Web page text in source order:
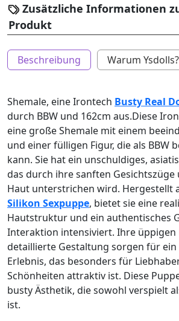
Zusätzliche Informationen
Produkt
Beschreibung Warum Ysdolls?
Shemale, eine Irontech Busty Real
durch BBW und 162cm aus.Diese
eine große Shemale mit einem
und einer fülligen Figur, die als BBW
kann. Sie hat ein unschuldiges,
das durch ihre sanften
Haut unterstrichen wird. Hergestellt
Silikon Sexpuppe, bietet sie eine
Hautstruktur und ein authentisches
Interaktion intensiviert. Ihre üppigen
detaillierte Gestaltung sorgen für
Erlebnis, das besonders für
Schönheiten attraktiv ist. Diese
busty Ästhetik, die sowohl verspielt
ist.